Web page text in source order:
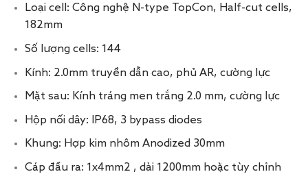
Loại cell: Công nghệ N-type TopCon, Half-cut cells,
182mm
Số lượng cells: 144
Kính: 2.0mm truyền dẫn cao, phủ AR, cường lực
Mặt sau: Kính tráng men trắng 2.0 mm, cường lực
Hộp nối dây: IP68, 3 bypass diodes
Khung: Hợp kim nhôm Anodized 30mm
Cáp đầu ra: 1x4mm2 , dài 1200mm hoặc tùy chỉnh